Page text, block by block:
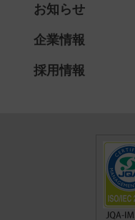
お知らせ
企業情報
採用情報